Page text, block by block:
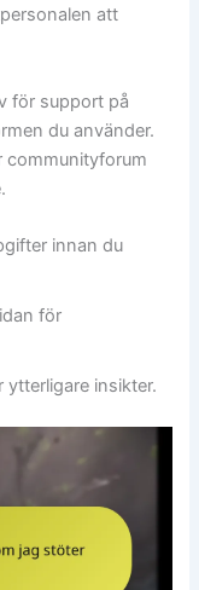
att
för support på
du använder.
communityforum
innan du
för
insikter.